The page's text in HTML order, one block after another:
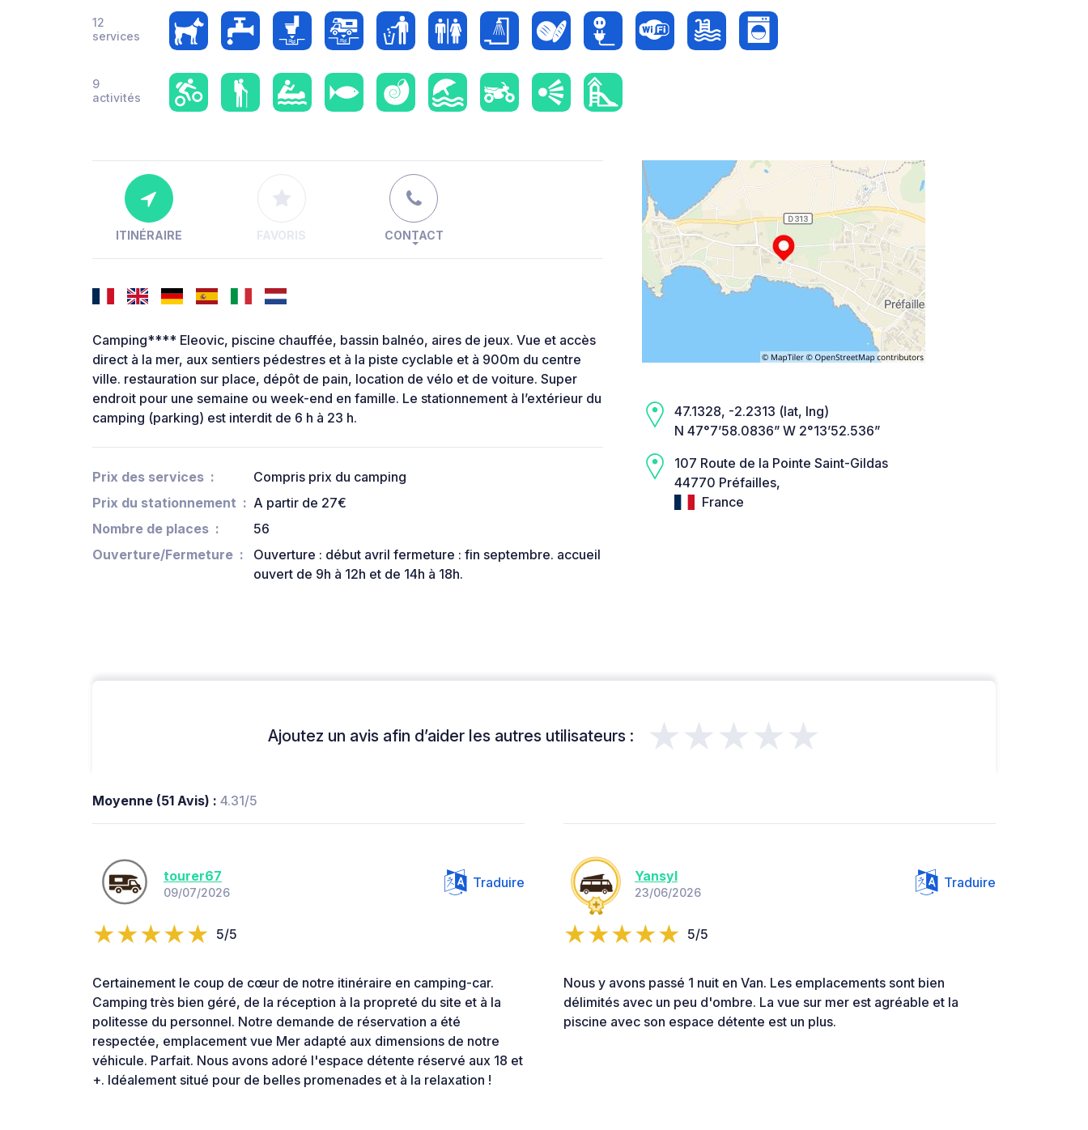
12
services
9
activités
ITINÉRAIRE FAVORIS CONTACT
Camping**** Eleovic, piscine chauffée, bassin balnéo, aires de jeux. Vue et accès
direct à la mer, aux sentiers pédestres et à la piste cyclable et à 900m du centre
ville. restauration sur place, dépôt de pain, location de vélo et de voiture. Super
endroit pour une semaine ou week-end en famille. Le stationnement à l’extérieur du
camping (parking) est interdit de 6 h à 23 h.
Prix des services
Compris prix du camping
Prix du stationnement
A partir de 27€
Nombre de places
56
Ouverture/Fermeture
Ouverture : début avril fermeture : fin septembre. accueil
ouvert de 9h à 12h et de 14h à 18h.
47.1328, -2.2313 (lat, lng)
N 47°7’58.0836” W 2°13’52.536”
107 Route de la Pointe Saint-Gildas
44770 Préfailles,
France
Ajoutez un avis afin d’aider les autres utilisateurs : ★★★★★
Moyenne (51 Avis) : 4.31/5
tourer67
09/07/2026
Traduire
5/5
Certainement le coup de cœur de notre itinéraire en camping-car.
Camping très bien géré, de la réception à la propreté du site et à la
politesse du personnel. Notre demande de réservation a été
respectée, emplacement vue Mer adapté aux dimensions de notre
véhicule. Parfait. Nous avons adoré l'espace détente réservé aux 18 et
+. Idéalement situé pour de belles promenades et à la relaxation !
Yansyl
23/06/2026
Traduire
5/5
Nous y avons passé 1 nuit en Van. Les emplacements sont bien
délimités avec un peu d'ombre. La vue sur mer est agréable et la
piscine avec son espace détente est un plus.